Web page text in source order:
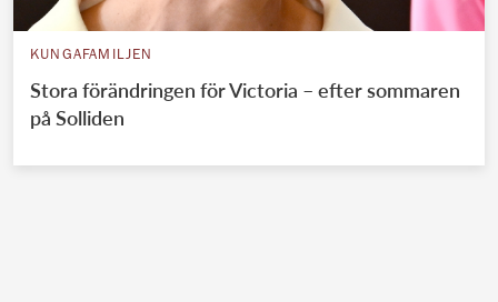
KUNGAFAMILJEN
Stora förändringen för Victoria – efter sommaren
på Solliden